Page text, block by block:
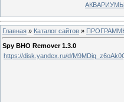
АКВАРИУМЫ
Главная » Каталог сайтов »
Spy BHO Remover 1.3.0
https://disk.yandex.ru/d/